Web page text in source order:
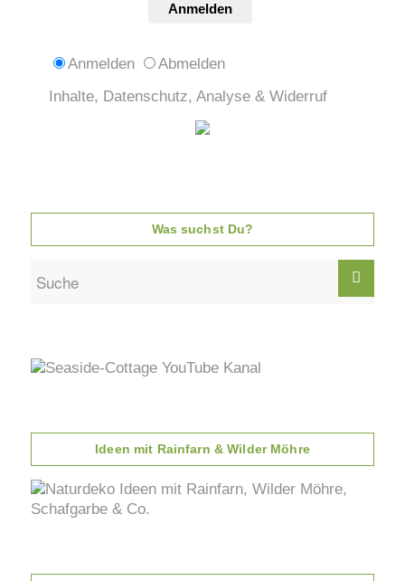
Anmelden
Anmelden
Abmelden
Inhalte, Datenschutz, Analyse & Widerruf
Was suchst Du?
Ideen mit Rainfarn & Wilder Möhre